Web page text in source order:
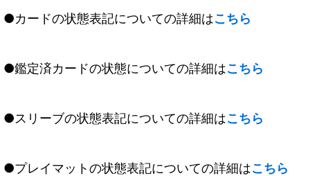
●カードの状態表記についての詳細はこちら
●鑑定済カードの状態についての詳細はこちら
●スリーブの状態表記についての詳細はこちら
●プレイマットの状態表記についての詳細はこちら